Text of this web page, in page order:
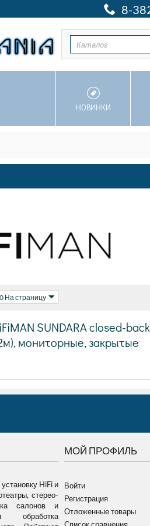
8-
Каталог
НОВИНКИ
На страницу
SUNDARA closed-
мониторные, закрытые
HiFi и
стерео-
салонов и
обработка
МОЙ ПРОФИЛЬ
Войти
Регистрация
Отложенные товары